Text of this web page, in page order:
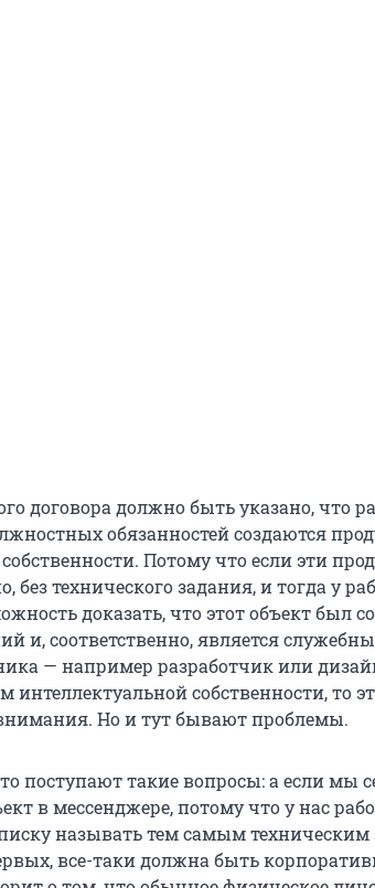
договора должно быть указано, что
обязанностей создаются
Потому что если эти
без технического задания, и тогда у
доказать, что этот объект был
и, соответственно, является
— например разработчик или
интеллектуальной собственности, то
Но и тут бывают проблемы.
поступают такие вопросы: а если мы
в мессенджере, потому что у нас
называть тем самым техническим
все-таки должна быть